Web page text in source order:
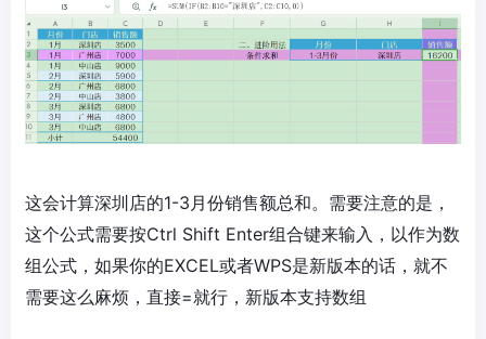
这会计算深圳店的1-3月份销售额总和。需要注意的是，
这个公式需要按Ctrl Shift Enter组合键来输入，以作为数
组公式，如果你的EXCEL或者WPS是新版本的话，就不
需要这么麻烦，直接=就行，新版本支持数组​